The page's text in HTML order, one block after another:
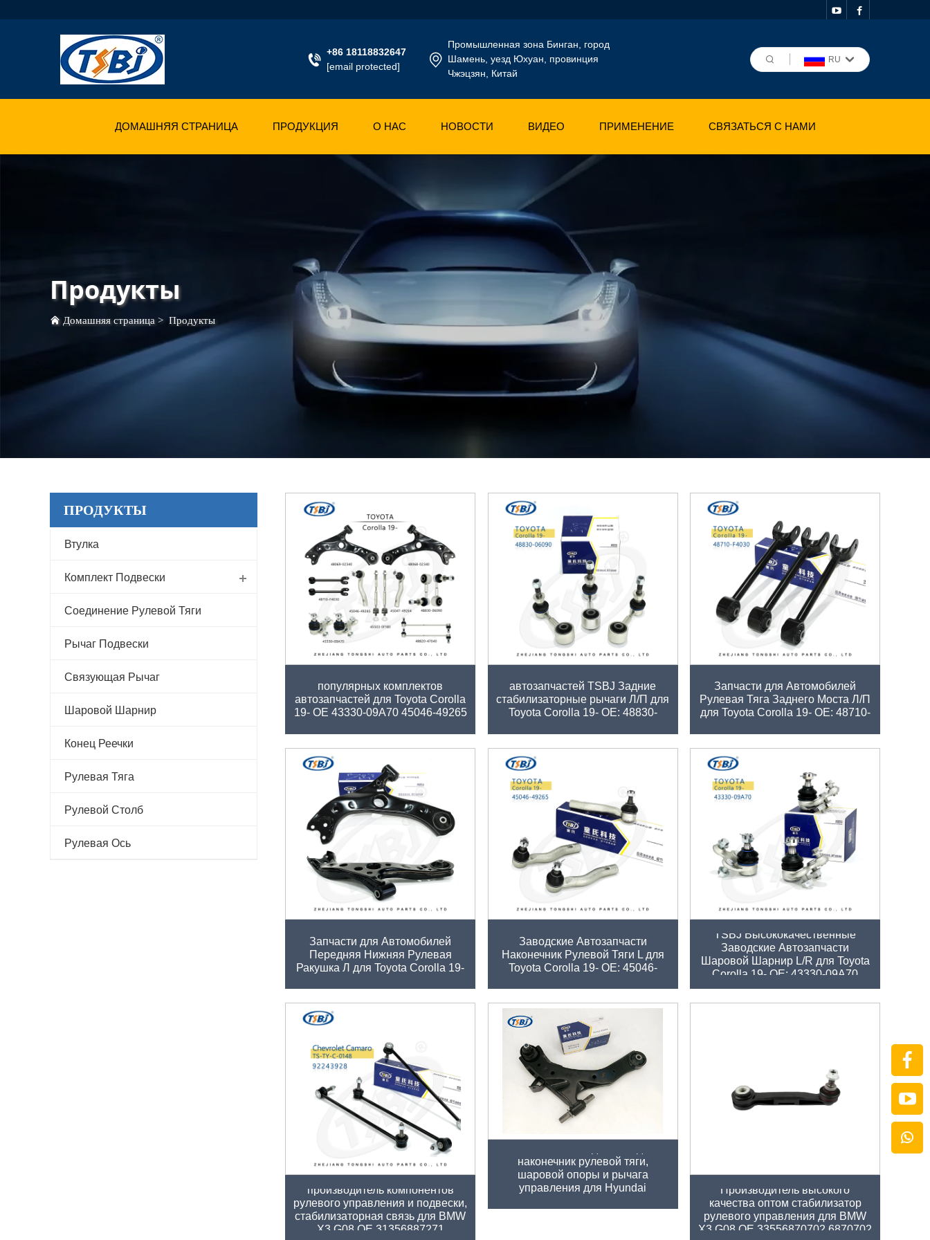
+86 18118832647
[email protected]
Промышленная зона Бинган, город
Шамень, уезд Юхуан, провинция
Чжэцзян, Китай
RU
ДОМАШНЯЯ СТРАНИЦА ПРОДУКЦИЯ О НАС НОВОСТИ ВИДЕО ПРИМЕНЕНИЕ СВЯЗАТЬСЯ С НАМИ
Продукты
Домашняя страница > Продукты
ПРОДУКТЫ
Втулка
Комплект Подвески
Соединение Рулевой Тяги
Рычаг Подвески
Связующая Рычаг
Шаровой Шарнир
Конец Реечки
Рулевая Тяга
Рулевой Столб
Рулевая Ось
популярных комплектов
автозапчастей для Toyota Corolla
19- ОЕ 43330-09A70 45046-49265
автозапчастей TSBJ Задние
стабилизаторные рычаги Л/П для
Toyota Corolla 19- ОЕ: 48830-
Запчасти для Автомобилей
Рулевая Тяга Заднего Моста Л/П
для Toyota Corolla 19- ОЕ: 48710-
Запчасти для Автомобилей
Передняя Нижняя Рулевая
Ракушка Л для Toyota Corolla 19-
Заводские Автозапчасти
Наконечник Рулевой Тяги L для
Toyota Corolla 19- ОЕ: 45046-
TSBJ Высококачественные
Заводские Автозапчасти
Шаровой Шарнир L/R для Toyota
Corolla 19- ОЕ: 43330-09A70
Высококачественный оптовый
производитель компонентов
рулевого управления и подвески,
стабилизаторная связь для BMW
X3 G08 OE 31356887271
наконечник рулевой тяги,
шаровой опоры и рычага
управления для Hyundai
Производитель высокого
качества оптом стабилизатор
рулевого управления для BMW
X3 G08 OE 33556870702 6870702